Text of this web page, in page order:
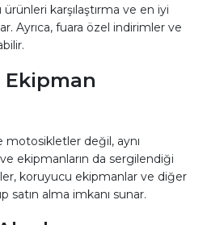
karşılaştırma ve en iyi
Ayrıca, fuara özel indirimler ve
Ekipman
motosikletler değil, aynı
ekipmanların da sergilendiği
koruyucu ekipmanlar ve diğer
satın alma imkanı sunar.